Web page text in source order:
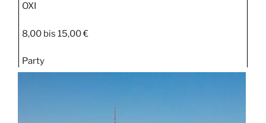
OXI
8,00 bis 15,00 €
Party